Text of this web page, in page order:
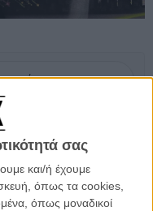
σας
και/ή έχουμε
όπως τα cookies,
όπως μοναδικοί
σας στο
φαντασίας της
status, ετοιμάζεται να